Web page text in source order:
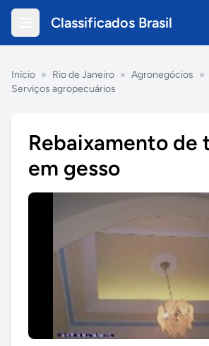
Classificados Brasil
Início » Rio de Janeiro » Agronegócios »
Serviços agropecuários
Rebaixamento de
em gesso